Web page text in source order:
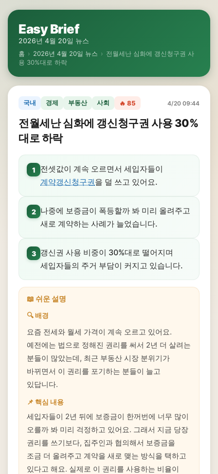
Easy Brief
2026년 4월 20일 뉴스
홈 › 2026년 4월 20일 뉴스 › 전월세난 심화에 갱신청구권 사
용 30%대로 하락
국내 경제 부동산 사회 🔥 85 4/20 09:44
전월세난 심화에 갱신청구권 사용 30%
대로 하락
1
전셋값이 계속 오르면서 세입자들이
계약갱신청구권을 덜 쓰고 있어요.
2
나중에 보증금이 폭등할까 봐 미리 올려주고
새로 계약하는 사례가 늘었습니다.
3
갱신권 사용 비중이 30%대로 떨어지며
세입자들의 주거 부담이 커지고 있습니다.
📖 쉬운 설명
🔍 배경
요즘 전세와 월세 가격이 계속 오르고 있어요.
예전에는 법으로 정해진 권리를 써서 2년 더 살려는
분들이 많았는데, 최근 부동산 시장 분위기가
바뀌면서 이 권리를 포기하는 분들이 늘고
있답니다.
📌 핵심 내용
세입자들이 2년 뒤에 보증금이 한꺼번에 너무 많이
오를까 봐 미리 걱정하고 있어요. 그래서 지금 당장
권리를 쓰기보다, 집주인과 협의해서 보증금을
조금 더 올려주고 계약을 새로 맺는 방식을 택하고
있다고 해요. 실제로 이 권리를 사용하는 비율이